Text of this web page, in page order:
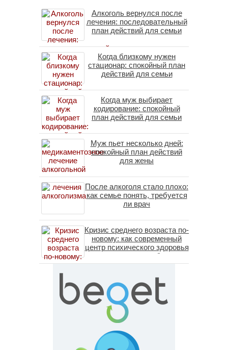
Алкоголь вернулся после
лечения: последовательный
план действий для семьи
Когда близкому нужен
стационар: спокойный план
действий для семьи
Когда муж выбирает
кодирование: спокойный
план действий для семьи
Муж пьет несколько дней:
спокойный план действий
для жены
После алкоголя стало плохо:
как семье понять, требуется
ли врач
Кризис среднего возраста по-
новому: как современный
центр психического здоровья
помогает пересобрать
личность без таблеток